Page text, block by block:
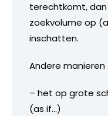
terechtkomt,
zoekvolume op
inschatten.
Andere manieren
– het op grote
(as if…)